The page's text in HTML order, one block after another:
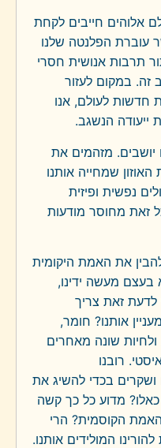
אלוהים חייבים לקחת
עוברת הפלנטה שלנו
תרבות אנושית חסרי
זה. במקום לעזור
חדשות לעולם, אנו
ייעודה הנשגב.
יושבים. מזהמים את
שמחייה אותנו
נפשית ופיזית
זאת מחוסר מודעות
את האמת היקומית
מעשה ידינו,
לדעת זאת צריך
אותנו? חומר,
שונה מאחרים
רובנו
בכדי להשיג את
כאלו? מדוע כל כך קשה
הקוסמית? הרי
המולידים אותנו.